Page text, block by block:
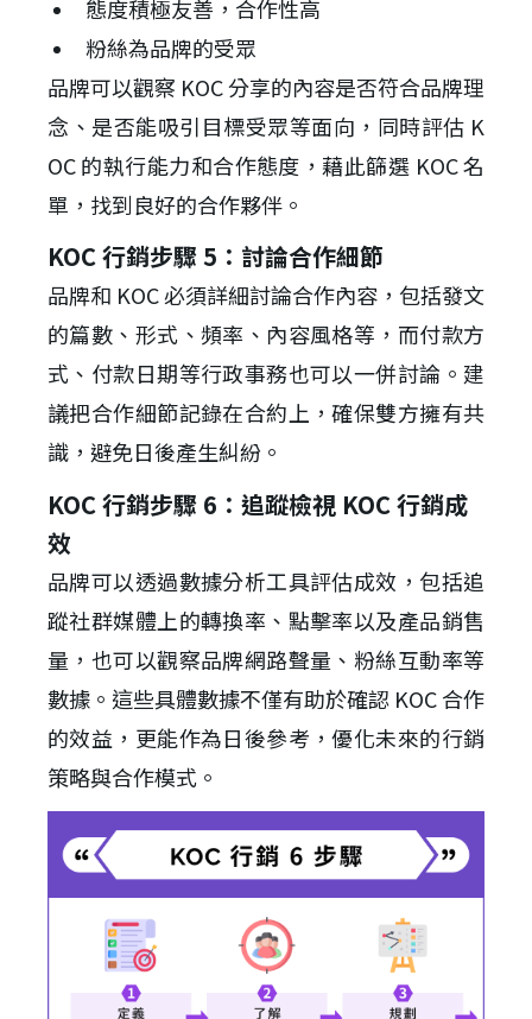
態度積極友善，合作性高
粉絲為品牌的受眾
品牌可以觀察 KOC 分享的內容是否符合品牌理
念、是否能吸引目標受眾等面向，同時評估 K
OC 的執行能力和合作態度，藉此篩選 KOC 名
單，找到良好的合作夥伴。
KOC 行銷步驟 5：討論合作細節
品牌和 KOC 必須詳細討論合作內容，包括發文
的篇數、形式、頻率、內容風格等，而付款方
式、付款日期等行政事務也可以一併討論。建
議把合作細節記錄在合約上，確保雙方擁有共
識，避免日後產生糾紛。
KOC 行銷步驟 6：追蹤檢視 KOC 行銷成
效
品牌可以透過數據分析工具評估成效，包括追
蹤社群媒體上的轉換率、點擊率以及產品銷售
量，也可以觀察品牌網路聲量、粉絲互動率等
數據。這些具體數據不僅有助於確認 KOC 合作
的效益，更能作為日後參考，優化未來的行銷
策略與合作模式。